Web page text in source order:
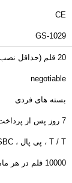
CE
GS-1029
20 قلم (حداقل نصب 200） پشتیبانی
negotiable
بسته های فردی
7 روز پس از پرداخت
T / T ، پی پال ، Western Union ، HSBC
10000 قلم در هر ماه